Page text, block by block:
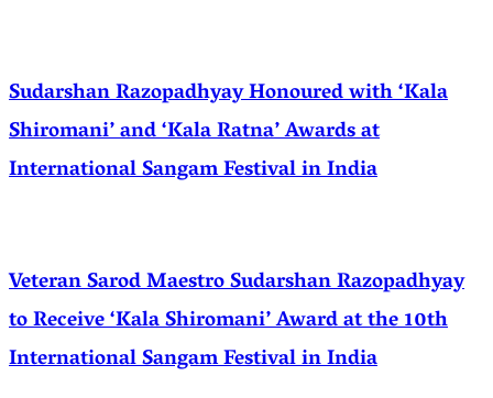
Sudarshan Razopadhyay Honoured with ‘Kala
Shiromani’ and ‘Kala Ratna’ Awards at
International Sangam Festival in India
Veteran Sarod Maestro Sudarshan Razopadhyay
to Receive ‘Kala Shiromani’ Award at the 10th
International Sangam Festival in India